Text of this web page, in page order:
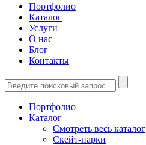
Портфолио
Каталог
Услуги
О нас
Блог
Контакты
Портфолио
Каталог
Смотреть весь каталог
Скейт-парки